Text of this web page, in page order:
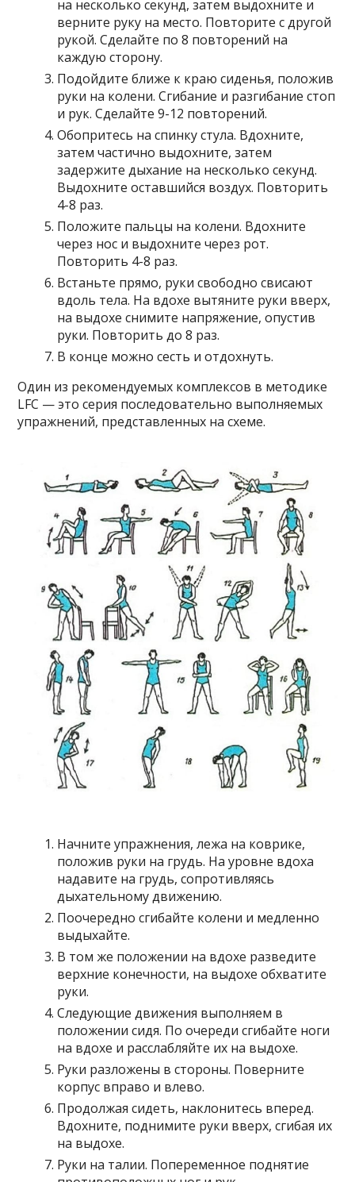
на несколько секунд, затем выдохните и
верните руку на место. Повторите с другой
рукой. Сделайте по 8 повторений на
каждую сторону.
Подойдите ближе к краю сиденья, положив
руки на колени. Сгибание и разгибание стоп
и рук. Сделайте 9-12 повторений.
Обопритесь на спинку стула. Вдохните,
затем частично выдохните, затем
задержите дыхание на несколько секунд.
Выдохните оставшийся воздух. Повторить
4-8 раз.
Положите пальцы на колени. Вдохните
через нос и выдохните через рот.
Повторить 4-8 раз.
Встаньте прямо, руки свободно свисают
вдоль тела. На вдохе вытяните руки вверх,
на выдохе снимите напряжение, опустив
руки. Повторить до 8 раз.
В конце можно сесть и отдохнуть.
Один из рекомендуемых комплексов в методике
LFC — это серия последовательно выполняемых
упражнений, представленных на схеме.
Начните упражнения, лежа на коврике,
положив руки на грудь. На уровне вдоха
надавите на грудь, сопротивляясь
дыхательному движению.
Поочередно сгибайте колени и медленно
выдыхайте.
В том же положении на вдохе разведите
верхние конечности, на выдохе обхватите
руки.
Следующие движения выполняем в
положении сидя. По очереди сгибайте ноги
на вдохе и расслабляйте их на выдохе.
Руки разложены в стороны. Поверните
корпус вправо и влево.
Продолжая сидеть, наклонитесь вперед.
Вдохните, поднимите руки вверх, сгибая их
на выдохе.
Руки на талии. Попеременное поднятие